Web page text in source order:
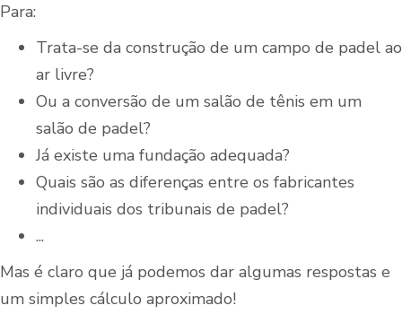
Para:
Trata-se da construção de um campo de padel ao
ar livre?
Ou a conversão de um salão de tênis em um
salão de padel?
Já existe uma fundação adequada?
Quais são as diferenças entre os fabricantes
individuais dos tribunais de padel?
...
Mas é claro que já podemos dar algumas respostas e
um simples cálculo aproximado!